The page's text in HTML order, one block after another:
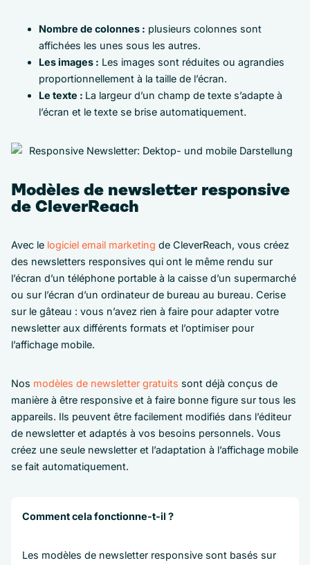
Nombre de colonnes : plusieurs colonnes sont
affichées les unes sous les autres.
Les images : Les images sont réduites ou agrandies
proportionnellement à la taille de l’écran.
Le texte : La largeur d’un champ de texte s’adapte à
l’écran et le texte se brise automatiquement.
Modèles de newsletter responsive
de CleverReach
Avec le logiciel email marketing de CleverReach, vous créez
des newsletters responsives qui ont le même rendu sur
l’écran d’un téléphone portable à la caisse d’un supermarché
ou sur l’écran d’un ordinateur de bureau au bureau. Cerise
sur le gâteau : vous n’avez rien à faire pour adapter votre
newsletter aux différents formats et l’optimiser pour
l’affichage mobile.
Nos modèles de newsletter gratuits sont déjà conçus de
manière à être responsive et à faire bonne figure sur tous les
appareils. Ils peuvent être facilement modifiés dans l’éditeur
de newsletter et adaptés à vos besoins personnels. Vous
créez une seule newsletter et l’adaptation à l’affichage mobile
se fait automatiquement.
Comment cela fonctionne-t-il ?
Les modèles de newsletter responsive sont basés sur